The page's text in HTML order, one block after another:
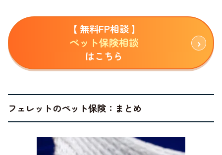
【 無料FP相談 】
ペット保険相談
はこちら
フェレットのペット保険：まとめ